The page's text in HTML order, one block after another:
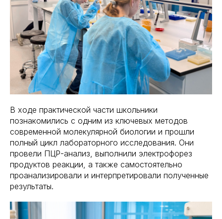
В ходе практической части школьники
познакомились с одним из ключевых методов
современной молекулярной биологии и прошли
полный цикл лабораторного исследования. Они
провели ПЦР-анализ, выполнили электрофорез
продуктов реакции, а также самостоятельно
проанализировали и интерпретировали полученные
результаты.